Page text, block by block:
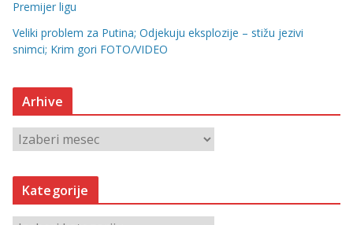
Premijer ligu
Veliki problem za Putina; Odjekuju eksplozije – stižu jezivi
snimci; Krim gori FOTO/VIDEO
Arhive
r
h
v
Kategorije